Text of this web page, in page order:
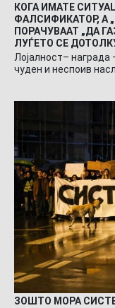
КОГА ИМАТЕ
ФАЛСИФИКАТОР, А
ПОРАЧУВААТ „ДА
ЛУЃЕТО СЕ
Лојалност–
чуден и неспоив
ЗОШТО МОРА